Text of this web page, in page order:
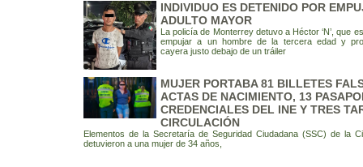
INDIVIDUO ES DETENIDO POR
ADULTO MAYOR
La policía de Monterrey detuvo a Héctor ‘N’, que
empujar a un hombre de la tercera edad y
cayera justo debajo de un tráiler
MUJER PORTABA 81 BILLETES
ACTAS DE NACIMIENTO, 13
CREDENCIALES DEL INE Y TRES
CIRCULACIÓN
Elementos de la Secretaría de Seguridad Ciudadana (SSC) de la
detuvieron a una mujer de 34 años,